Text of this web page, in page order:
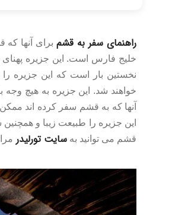
راهنمای سفر به قشمبرای آنها که
خلیج فارس است. این جزیره
نخستین بار است که این جزیره
خواهند شد. این جزیره به هیچ
آنها که به قشم سفر کرده اند
این جزیره را طبیعت زیبا و
قشم می توانید به سایت تورلیدر